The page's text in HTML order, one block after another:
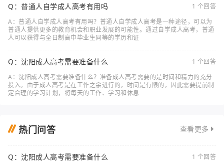
Q：普通人自学成人高考有用吗
1 个回答
A：普通人自学成人高考有用吗？普通人自学成人高考是一种途径，可以为
普通人提供更多的教育机会和职业发展的可能性。通过自学成人高考，普通
人可以获得与全日制高中毕业生同等的学历和证
Q：沈阳成人高考需要准备什么
1 个回答
A：沈阳成人高考需要准备什么？准备成人高考需要的是时间和精力的充分
投入。由于成人高考是在工作之余进行的，时间是有限的，因此需要提前制
定合理的学习计划，将每天的工作、学习和休息
热门问答 查看更多
Q：沈阳成人高考需要准备什么
1 个回答